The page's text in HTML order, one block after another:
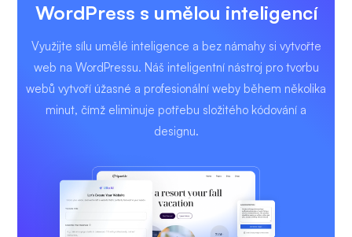
WordPress s umělou inteligencí
Využijte sílu umělé inteligence a bez námahy si vytvořte
web na WordPressu. Náš inteligentní nástroj pro tvorbu
webů vytvoří úžasné a profesionální weby během několika
minut, čímž eliminuje potřebu složitého kódování a
designu.